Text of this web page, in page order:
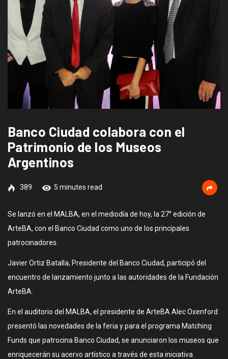
Banco Ciudad colabora con el
Patrimonio de los Museos
Argentinos
389 5 minutes read
Se lanzó en el MALBA, en el mediodía de hoy, la 27° edición de
ArteBA, con el Banco Ciudad como uno de los principales
patrocinadores.
Javier Ortiz Batalla, Presidente del Banco Ciudad, participó del
encuentro de lanzamiento junto a las autoridades de la Fundación
ArteBA.
En el auditorio del MALBA, el presidente de ArteBA Alec Oxenford
presentó las novedades de la feria y para el programa Matching
Funds que patrocina Banco Ciudad, se anunciaron los museos que
enriquecerán su acervo artístico a través de esta iniciativa.